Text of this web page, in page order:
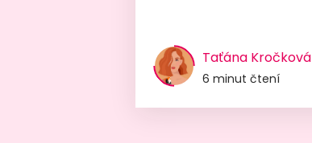
Taťána Kročková
6 minut čtení